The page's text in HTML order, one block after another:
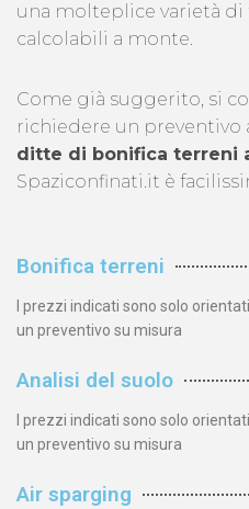
una molteplice varietà
calcolabili a monte.
Come già suggerito, si
richiedere un preventivo
ditte di bonifica terreni
Spaziconfinati.it è
Bonifica terreni
I prezzi indicati sono solo
un preventivo su misura
Analisi del suolo
I prezzi indicati sono solo
un preventivo su misura
Air sparging